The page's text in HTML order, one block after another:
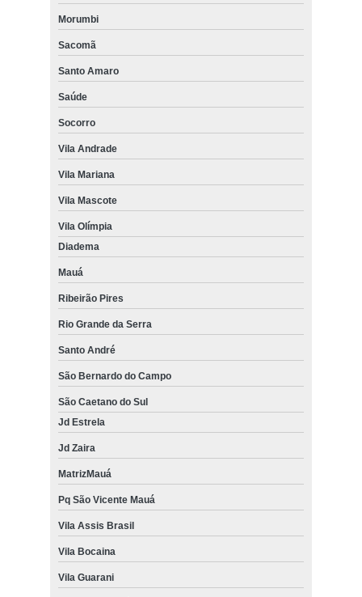
Morumbi
Sacomã
Santo Amaro
Saúde
Socorro
Vila Andrade
Vila Mariana
Vila Mascote
Vila Olímpia
Diadema
Mauá
Ribeirão Pires
Rio Grande da Serra
Santo André
São Bernardo do Campo
São Caetano do Sul
Jd Estrela
Jd Zaira
MatrizMauá
Pq São Vicente Mauá
Vila Assis Brasil
Vila Bocaina
Vila Guarani